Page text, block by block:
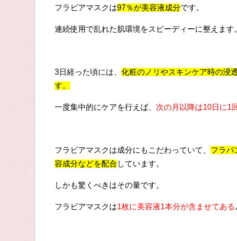
フラビアマスクは97％が美容液成分です。
連続使用で乱れた肌環境をスピーディーに整えます
3日経った頃には、 化粧のノリやスキンケア時の浸
す。
一度集中的にケアを行えば、 次の月以降は10日に1
フラビアマスクは成分にもこだわっていて、 フラバ
容成分などを配合 しています。
しかも驚くべきはその量です。
フラビアマスクは1枚に美容液1本分が含ませてある